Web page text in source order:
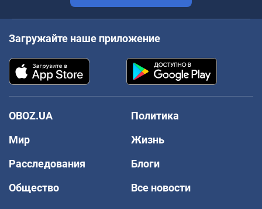
Загружайте наше приложение
OBOZ.UA
Политика
Мир
Жизнь
Расследования
Блоги
Общество
Все новости